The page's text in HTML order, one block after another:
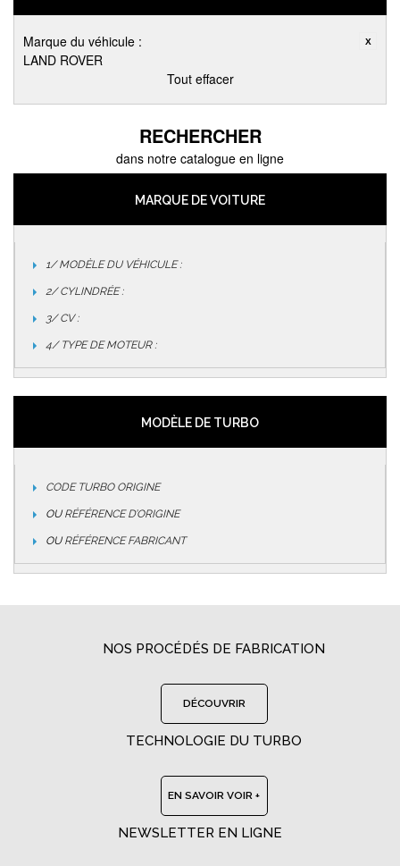
Marque du véhicule :
LAND ROVER
Tout effacer
RECHERCHER
dans notre catalogue en ligne
MARQUE DE VOITURE
1/ MODÈLE DU VÉHICULE :
2/ CYLINDRÉE :
3/ CV :
4/ TYPE DE MOTEUR :
MODÈLE DE TURBO
CODE TURBO ORIGINE
OURÉFÉRENCE D’ORIGINE
OURÉFÉRENCE FABRICANT
NOS PROCÉDÉS DE FABRICATION
DÉCOUVRIR
TECHNOLOGIE DU TURBO
EN SAVOIR VOIR +
NEWSLETTER EN LIGNE